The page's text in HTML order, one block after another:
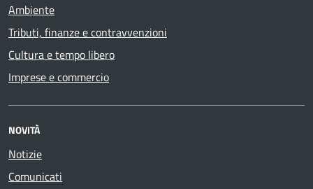
Ambiente
Tributi, finanze e contravvenzioni
Cultura e tempo libero
Imprese e commercio
NOVITÀ
Notizie
Comunicati